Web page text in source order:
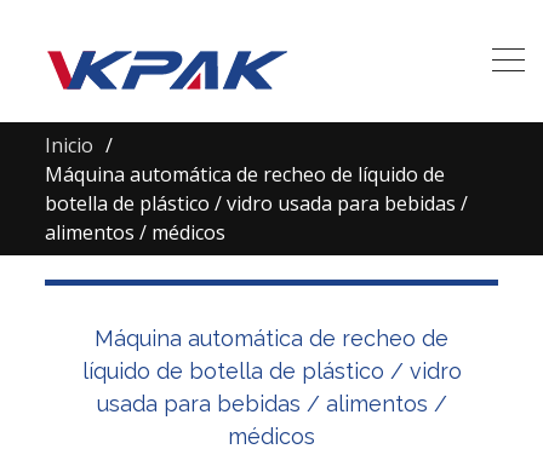
Inicio
Máquina automática de recheo de líquido de
botella de plástico / vidro usada para bebidas /
alimentos / médicos
Máquina automática de recheo de
líquido de botella de plástico / vidro
usada para bebidas / alimentos /
médicos